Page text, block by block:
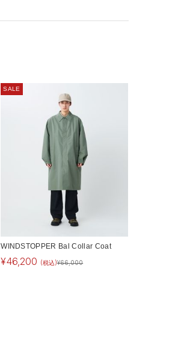
SALE
WINDSTOPPER Bal Collar Coat
¥46,200 (税込)¥66,000